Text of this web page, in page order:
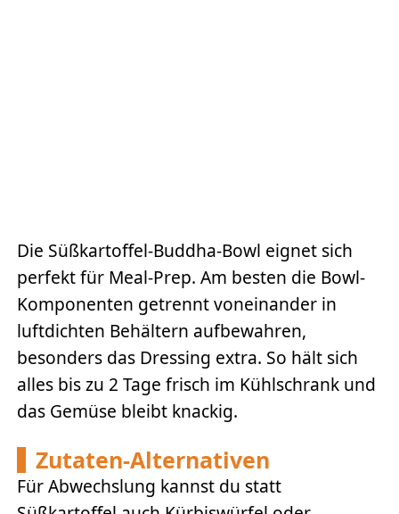
Die Süßkartoffel-Buddha-Bowl eignet sich
perfekt für Meal-Prep. Am besten die Bowl-
Komponenten getrennt voneinander in
luftdichten Behältern aufbewahren,
besonders das Dressing extra. So hält sich
alles bis zu 2 Tage frisch im Kühlschrank und
das Gemüse bleibt knackig.
Zutaten-Alternativen
Für Abwechslung kannst du statt